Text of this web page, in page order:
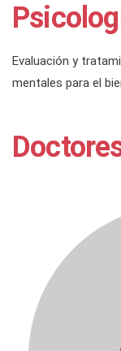
Evaluación y
mentales para el